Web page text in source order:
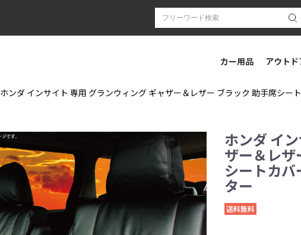
カー用品 アウト
ホンダ インサイト 専用 グランウィング ギャザー＆レザー ブラック 助手席シ
ホンダ イ
ザー＆レザ
シートカ
ター
送料無料